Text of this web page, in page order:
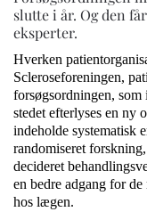
slutte i år. Og den
eksperter.
Hverken
Scleroseforeningen,
forsøgsordningen,
stedet efterlyses en ny
indeholde systematisk
randomiseret
decideret
en bedre adgang for
hos lægen.